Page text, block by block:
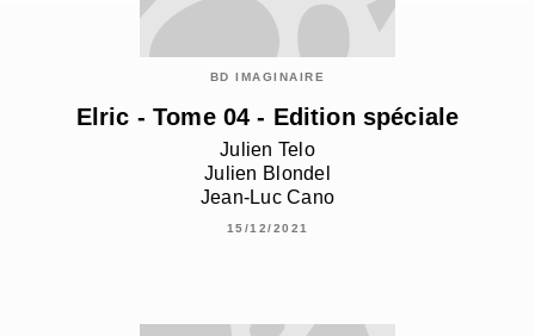
BD IMAGINAIRE
Elric - Tome 04 - Edition spéciale
Julien Telo
Julien Blondel
Jean-Luc Cano
15/12/2021